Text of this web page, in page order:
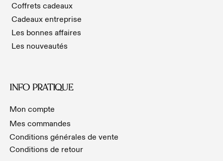
Coffrets cadeaux
Cadeaux entreprise
Les bonnes affaires
Les nouveautés
INFO PRATIQUE
Mon compte
Mes commandes
Conditions générales de vente
Conditions de retour